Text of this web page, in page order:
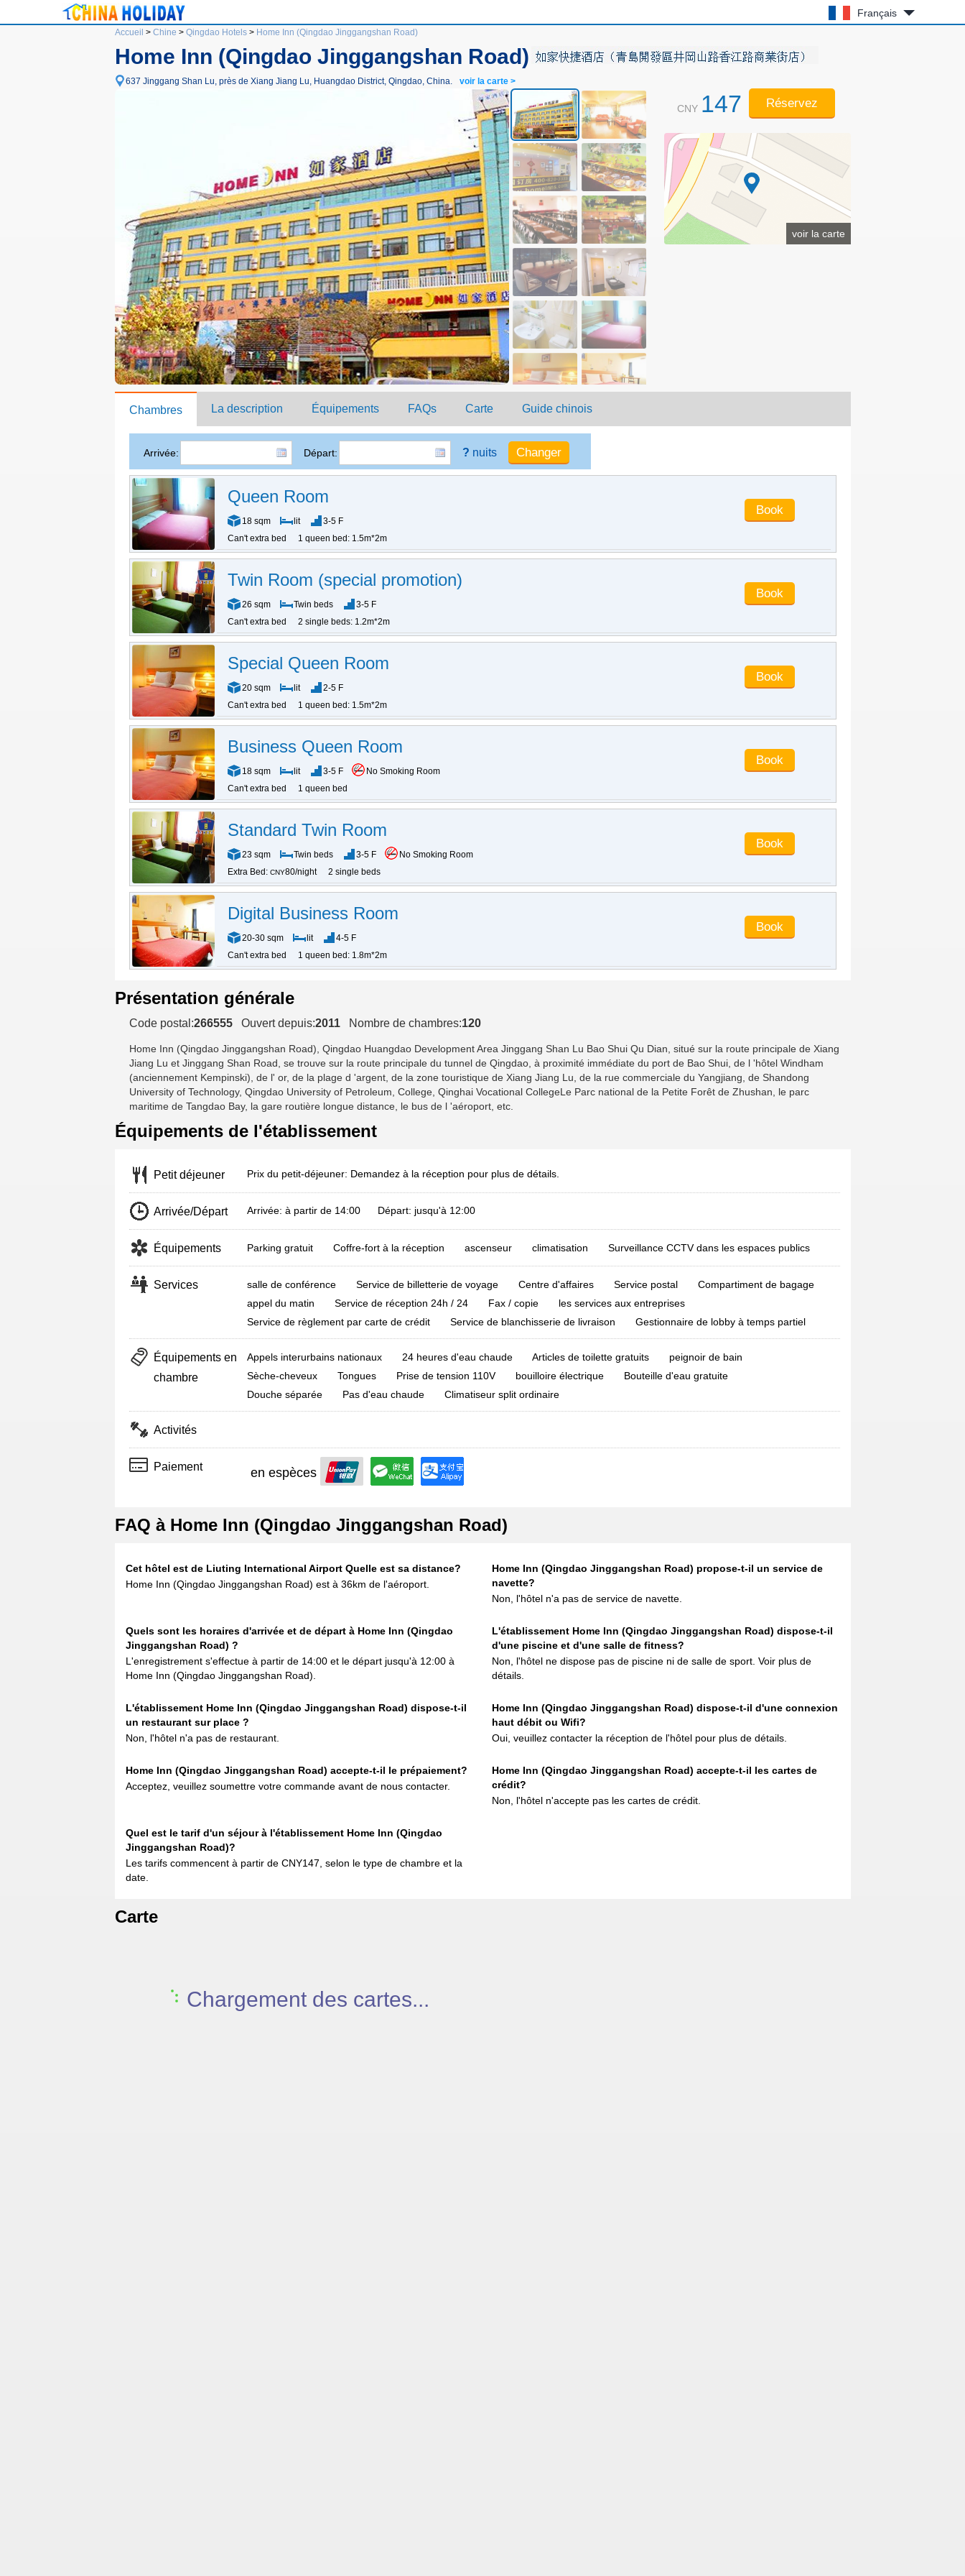
Français
Accueil > Chine > Qingdao Hotels> Home Inn (Qingdao Jinggangshan Road)
Home Inn (Qingdao Jinggangshan Road)
637 Jinggang Shan Lu, près de Xiang Jiang Lu, Huangdao District, Qingdao, China. voir la carte >
CNY 147 Réservez
voir la carte
Chambres La description Équipements FAQs Carte Guide chinois
Arrivée: Départ: ? nuits
Queen Room
18 sqm lit
3-5 F
Can't extra bed
1 queen bed: 1.5m*2m
Twin Room (special promotion)
26 sqm Twin beds
3-5 F
Can't extra bed
2 single beds: 1.2m*2m
Special Queen Room
20 sqm lit
2-5 F
Can't extra bed
1 queen bed: 1.5m*2m
Business Queen Room
18 sqm lit 3-5 F
No Smoking Room
Can't extra bed
1 queen bed
Standard Twin Room
23 sqm Twin beds 3-5 F
No Smoking Room
Extra Bed: CNY80/night 2 single beds
Digital Business Room
20-30 sqm lit
4-5 F
Can't extra bed
1 queen bed: 1.8m*2m
Présentation générale
Code postal:266555 Ouvert depuis:2011 Nombre de chambres:120
Home Inn (Qingdao Jinggangshan Road) , Qingdao Huangdao Development Area Jinggang Shan Lu Bao Shui Qu Dian, situé sur la route principale de Xiang
Jiang Lu et Jinggang Shan Road, se trouve sur la route principale du tunnel de Qingdao, à proximité immédiate du port de Bao Shui, de l 'hôtel Windham
(anciennement Kempinski), de l' or, de la plage d 'argent, de la zone touristique de Xiang Jiang Lu, de la rue commerciale du Yangjiang, de Shandong
University of Technology, Qingdao University of Petroleum, College, Qinghai Vocational CollegeLe Parc national de la Petite Forêt de Zhushan, le parc
maritime de Tangdao Bay, la gare routière longue distance, le bus de l 'aéroport, etc.
Équipements de l'établissement
Petit déjeuner Prix du petit-déjeuner: Demandez à la réception pour plus de détails.
Arrivée/Départ Arrivée: à partir de 14:00 Départ: jusqu'à 12:00
Équipements Parking gratuit Coffre-fort à la réception ascenseur climatisation Surveillance CCTV dans les espaces publics
Services salle de conférence Service de billetterie de voyage Centre d'affaires Service postal
Compartiment de bagage
appel du matin
Service de réception 24h / 24 Fax / copie
les services aux entreprises
Service de règlement par carte de crédit
Service de blanchisserie de livraison Gestionnaire de lobby à temps partiel
Équipements en
chambre
Appels interurbains nationaux 24 heures d'eau chaude Articles de toilette gratuits
peignoir de bain
Sèche-cheveux
Tongues Prise de tension 110V bouilloire électrique
Bouteille d'eau gratuite
Douche séparée
Pas d'eau chaude Climatiseur split ordinaire
Activités
Paiement en espèces
FAQ à Home Inn (Qingdao Jinggangshan Road)
Cet hôtel est de Liuting International Airport Quelle est sa distance?
Home Inn (Qingdao Jinggangshan Road) est à 36km de l'aéroport.
Home Inn (Qingdao Jinggangshan Road) propose-t-il un service de
navette?
Non, l'hôtel n'a pas de service de navette.
Quels sont les horaires d'arrivée et de départ à Home Inn (Qingdao
Jinggangshan Road) ?
L'enregistrement s'effectue à partir de 14:00 et le départ jusqu'à 12:00 à
Home Inn (Qingdao Jinggangshan Road).
L'établissement Home Inn (Qingdao Jinggangshan Road) dispose-t-il
d'une piscine et d'une salle de fitness?
Non, l'hôtel ne dispose pas de piscine ni de salle de sport. Voir plus de
détails.
L'établissement Home Inn (Qingdao Jinggangshan Road) dispose-t-il
un restaurant sur place ?
Non, l'hôtel n'a pas de restaurant.
Home Inn (Qingdao Jinggangshan Road) dispose-t-il d'une connexion
haut débit ou Wifi?
Oui, veuillez contacter la réception de l'hôtel pour plus de détails.
Home Inn (Qingdao Jinggangshan Road) accepte-t-il le prépaiement?
Acceptez, veuillez soumettre votre commande avant de nous contacter.
Home Inn (Qingdao Jinggangshan Road) accepte-t-il les cartes de
crédit?
Non, l'hôtel n'accepte pas les cartes de crédit.
Quel est le tarif d'un séjour à l'établissement Home Inn (Qingdao
Jinggangshan Road)?
Les tarifs commencent à partir de CNY147, selon le type de chambre et la
date.
Carte
Chargement des cartes...